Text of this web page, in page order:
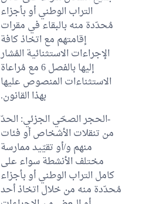
التراب الوطني أو بأجزاء
مُحدّدة منه بالبقاء في مقرات
إقامتهم مع اتخاذ كافة
الإجراءات الاستثنائية المُشار
إليها بالفصل 6 مع مُراعاة
الاستثناءات المنصوص عليها
بهذا القانون.
-الحجر الصحّي الجزئي: الحدّ
من تنقلات الأشخاص أو فئات
منهم و/أو تقيّيد ممارسة
مختلف الأنشطة سواء على
كامل التراب الوطني أو بأجزاء
مُحدّدة منه من خلال اتخاذ أحد